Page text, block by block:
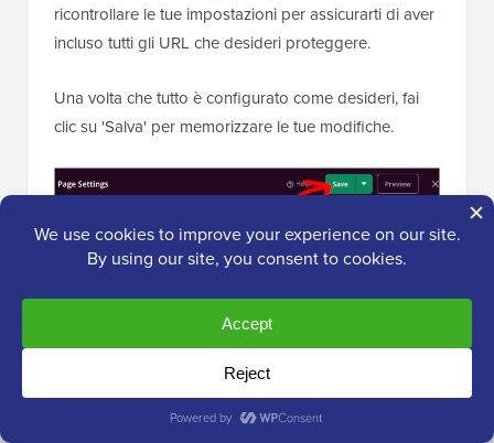
ricontrollare le tue impostazioni per assicurarti di aver
incluso tutti gli URL che desideri proteggere.
Una volta che tutto è configurato come desideri, fai
clic su 'Salva' per memorizzare le tue modifiche.
Dopodiché, puoi accedere aSeedProd » Landing
area di amministrazione di
WordPress.